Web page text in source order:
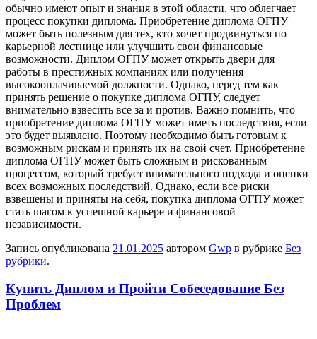
обычно имеют опыт и знания в этой области, что облегчает
процесс покупки диплома. Приобретение диплома ОГПУ
может быть полезным для тех, кто хочет продвинуться по
карьерной лестнице или улучшить свои финансовые
возможности. Диплом ОГПУ может открыть двери для
работы в престижных компаниях или получения
высокооплачиваемой должности. Однако, перед тем как
принять решение о покупке диплома ОГПУ, следует
внимательно взвесить все за и против. Важно помнить, что
приобретение диплома ОГПУ может иметь последствия, если
это будет выявлено. Поэтому необходимо быть готовым к
возможным рискам и принять их на свой счет. Приобретение
диплома ОГПУ может быть сложным и рискованным
процессом, который требует внимательного подхода и оценки
всех возможных последствий. Однако, если все риски
взвешены и приняты на себя, покупка диплома ОГПУ может
стать шагом к успешной карьере и финансовой
независимости.
Запись опубликована 21.01.2025 автором Gwp в рубрике Без
рубрики.
Купить Диплом и Пройти Собеседование Без
Проблем